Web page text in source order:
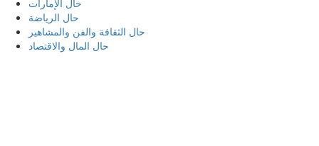
حال الإمارات
حال الرياضة
حال الثقافة والفن والمشاهير
حال المال والاقتصاد